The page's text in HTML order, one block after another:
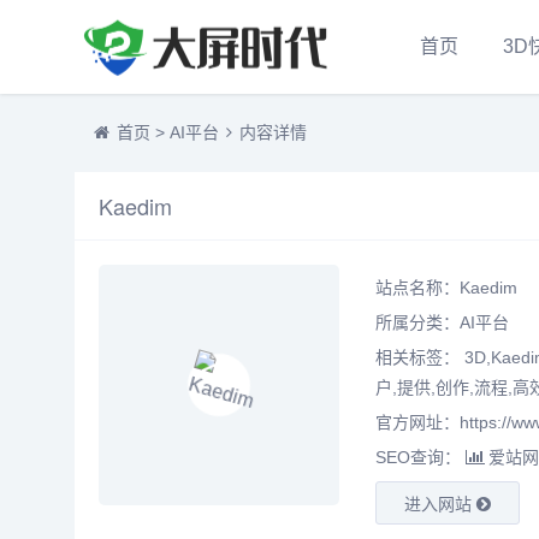
首页 3D
首页 > AI平台 内容详情
Kaedim
站点名称：Kaedim
所属分类： AI平台
相关标签：
户,提供,创作,流程,高
官方网址：https://
SEO查询：
爱站网
进入网站